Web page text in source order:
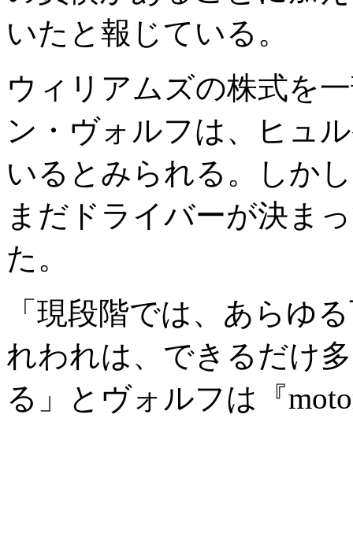
いたと報じている。
ウィリアムズの株式を
ン・ヴォルフは、ヒュ
いるとみられる。しか
まだドライバーが決ま
た。
「現段階では、あらゆ
れわれは、できるだけ
る」とヴォルフは『